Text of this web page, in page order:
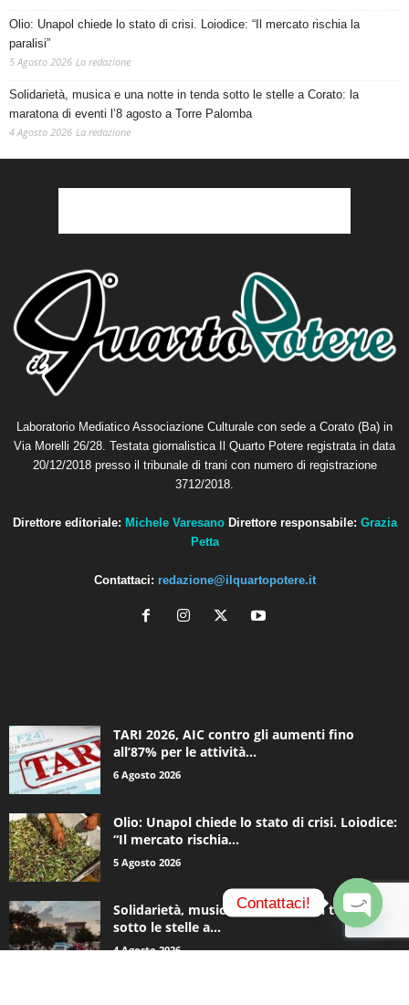
Olio: Unapol chiede lo stato di crisi. Loiodice: “Il mercato rischia la
paralisi”
5 Agosto 2026 La redazione
Solidarietà, musica e una notte in tenda sotto le stelle a Corato: la
maratona di eventi l’8 agosto a Torre Palomba
4 Agosto 2026 La redazione
Laboratorio Mediatico Associazione Culturale con sede a Corato (Ba) in
Via Morelli 26/28. Testata giornalistica Il Quarto Potere registrata in data
20/12/2018 presso il tribunale di trani con numero di registrazione
3712/2018.
Direttore editoriale: Michele Varesano Direttore responsabile: Grazia
Petta
Contattaci: redazione@ilquartopotere.it
TARI 2026, AIC contro gli aumenti fino
all’87% per le attività...
6 Agosto 2026
Olio: Unapol chiede lo stato di crisi. Loiodice:
“Il mercato rischia...
5 Agosto 2026
Solidarietà, musica e una notte in tenda
sotto le stelle a...
4 Agosto 2026
Contattaci!
O